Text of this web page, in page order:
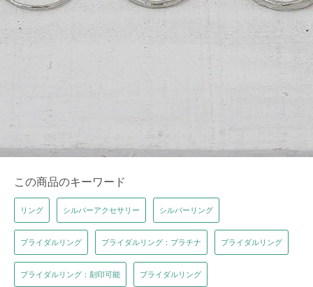
この商品のキーワード
リング シルバーアクセサリー シルバーリング
ブライダルリング ブライダルリング：プラチナ ブライダルリング
ブライダルリング：刻印可能 ブライダルリング